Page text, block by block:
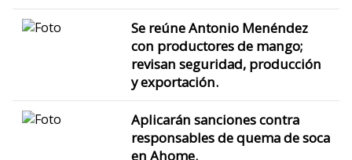
Se reúne Antonio Menéndez
con productores de mango;
revisan seguridad, producción
y exportación.
Aplicarán sanciones contra
responsables de quema de soca
en Ahome.